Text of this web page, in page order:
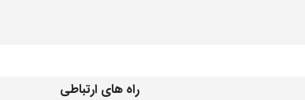
راه های ارتباطی